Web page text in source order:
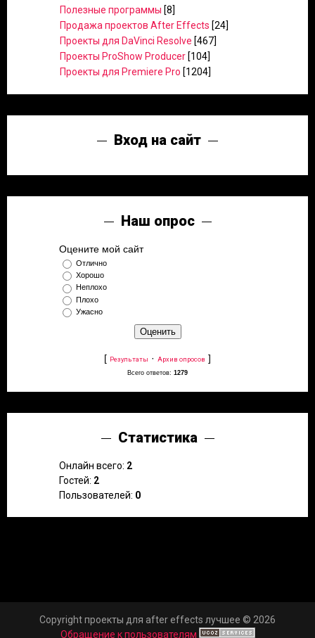
Полезные программы [8]
Продажа проектов After Effects [24]
Проекты для DaVinci Resolve [467]
Проекты ProShow Producer [104]
Проекты для Premiere Pro [1204]
Вход на сайт
Наш опрос
Оцените мой сайт
Отлично
Хорошо
Неплохо
Плохо
Ужасно
[ Результаты · Архив опросов ]
Всего ответов: 1279
Статистика
Онлайн всего: 2
Гостей: 2
Пользователей: 0
Copyright проекты для after effects лучшее © 2026
Обращение к пользователям